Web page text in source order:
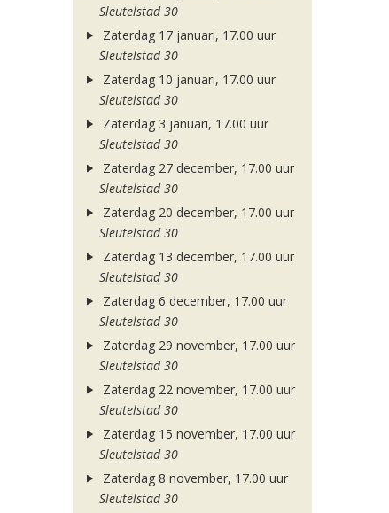
Sleutelstad 30
Zaterdag 17 januari, 17.00 uur
Sleutelstad 30
Zaterdag 10 januari, 17.00 uur
Sleutelstad 30
Zaterdag 3 januari, 17.00 uur
Sleutelstad 30
Zaterdag 27 december, 17.00 uur
Sleutelstad 30
Zaterdag 20 december, 17.00 uur
Sleutelstad 30
Zaterdag 13 december, 17.00 uur
Sleutelstad 30
Zaterdag 6 december, 17.00 uur
Sleutelstad 30
Zaterdag 29 november, 17.00 uur
Sleutelstad 30
Zaterdag 22 november, 17.00 uur
Sleutelstad 30
Zaterdag 15 november, 17.00 uur
Sleutelstad 30
Zaterdag 8 november, 17.00 uur
Sleutelstad 30